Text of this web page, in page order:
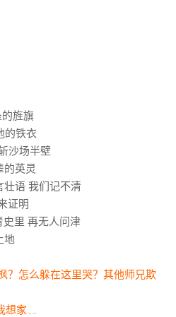
的旌旗
的铁衣
沙场半壁
的英灵
壮语 我们记不清
证明
史里 再无人问津
地
？怎么躲在这里哭？其他师兄欺
想家……